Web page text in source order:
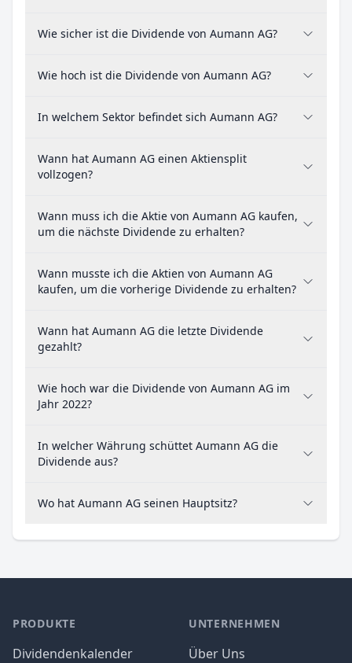
Wie sicher ist die Dividende von Aumann AG?
Wie hoch ist die Dividende von Aumann AG?
In welchem Sektor befindet sich Aumann AG?
Wann hat Aumann AG einen Aktiensplit
vollzogen?
Wann muss ich die Aktie von Aumann AG kaufen,
um die nächste Dividende zu erhalten?
Wann musste ich die Aktien von Aumann AG
kaufen, um die vorherige Dividende zu erhalten?
Wann hat Aumann AG die letzte Dividende
gezahlt?
Wie hoch war die Dividende von Aumann AG im
Jahr 2022?
In welcher Währung schüttet Aumann AG die
Dividende aus?
Wo hat Aumann AG seinen Hauptsitz?
PRODUKTE
Dividendenkalender
UNTERNEHMEN
Über Uns